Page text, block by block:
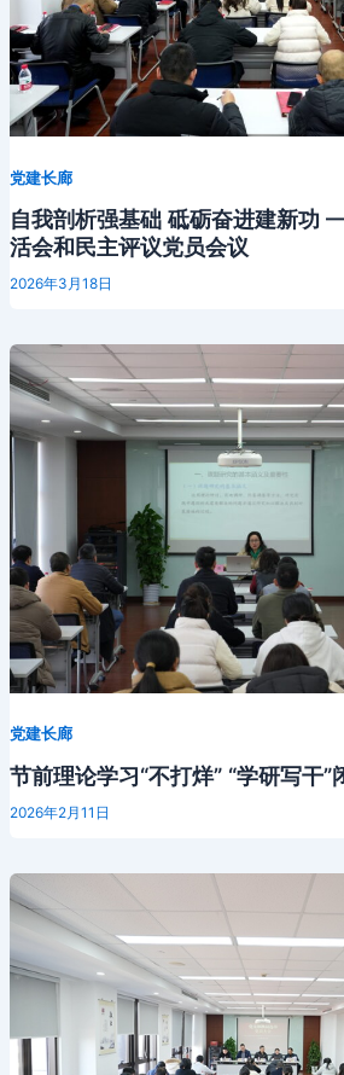
党建长廊
自我剖析强基础 砥砺奋进建新功
活会和民主评议党员会议
2026年3月18日
党建长廊
节前理论学习“不打烊” “学研写干
2026年2月11日